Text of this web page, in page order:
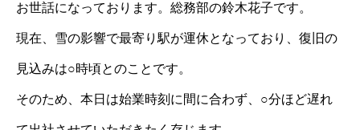
お世話になっております。総務部の鈴木花子です。
現在、雪の影響で最寄り駅が運休となっており、復旧の
見込みは○時頃とのことです。
そのため、本日は始業時刻に間に合わず、○分ほど遅れ